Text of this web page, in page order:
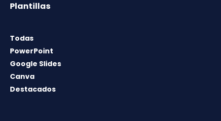
Plantillas
Todas
PowerPoint
Google Slides
Canva
Destacados